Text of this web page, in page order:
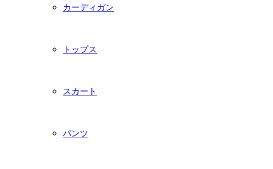
カーディガン
トップス
スカート
パンツ